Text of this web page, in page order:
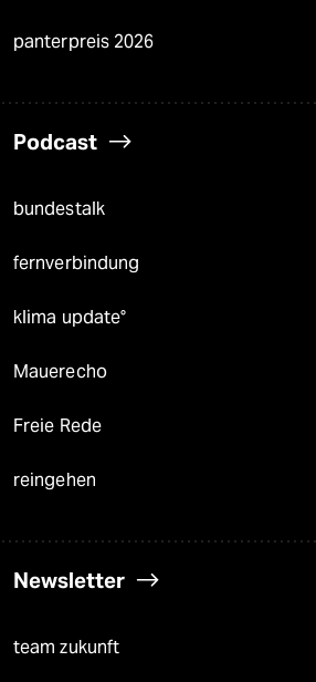
panterpreis 2026
Podcast
bundestalk
fernverbindung
klima update°
Mauerecho
Freie Rede
reingehen
Newsletter
team zukunft